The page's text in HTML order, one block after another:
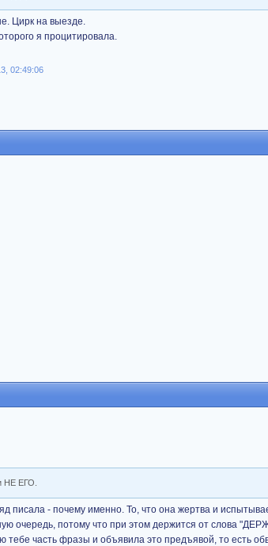
Цирк на выезде.
я процитировала.
02:49:06
НЕ ЕГО.
писала - почему именно. То, что она жертва и
очередь, потому что при этом держится от слова
часть фразы и объявила это предъявой, то есть